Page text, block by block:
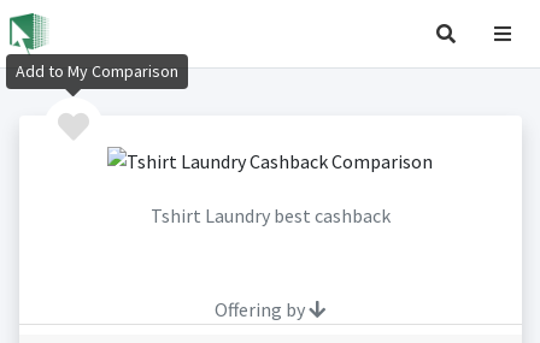
Tshirt Laundry best cashback
Offering by
Add to My Comparison